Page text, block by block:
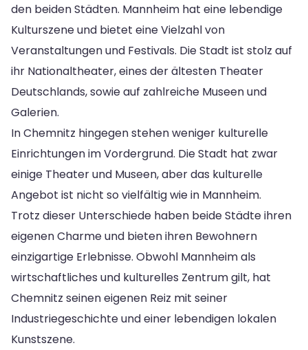
den beiden Städten. Mannheim hat eine lebendige
Kulturszene und bietet eine Vielzahl von
Veranstaltungen und Festivals. Die Stadt ist stolz auf
ihr Nationaltheater, eines der ältesten Theater
Deutschlands, sowie auf zahlreiche Museen und
Galerien.
In Chemnitz hingegen stehen weniger kulturelle
Einrichtungen im Vordergrund. Die Stadt hat zwar
einige Theater und Museen, aber das kulturelle
Angebot ist nicht so vielfältig wie in Mannheim.
Trotz dieser Unterschiede haben beide Städte ihren
eigenen Charme und bieten ihren Bewohnern
einzigartige Erlebnisse. Obwohl Mannheim als
wirtschaftliches und kulturelles Zentrum gilt, hat
Chemnitz seinen eigenen Reiz mit seiner
Industriegeschichte und einer lebendigen lokalen
Kunstszene.